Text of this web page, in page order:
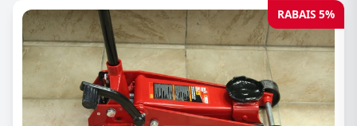
RABAIS 5%